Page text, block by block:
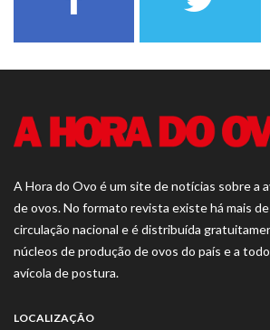
A Hora do Ovo é um site de notícias sobre a
de ovos. No formato revista existe há mais
circulação nacional e é distribuída
núcleos de produção de ovos do país e a
avícola de postura.
LOCALIZAÇÃO